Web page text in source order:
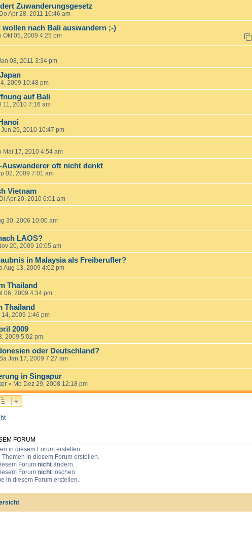
Zuwanderungsgesetz
Do Apr 28, 2011 10:46 am
wollen nach Bali auswandern ;-)
Okt 05, 2009 4:25 pm
08, 2011 3:34 pm
2009 10:48 pm
auf Bali
11, 2010 7:16 am
Jun 29, 2010 10:47 pm
Mai 17, 2010 4:54 am
Auswanderer oft nicht denkt
02, 2009 7:01 am
Vietnam
Di Apr 20, 2010 6:01 am
30, 2006 10:00 am
LAOS?
20, 2009 10:05 am
in Malaysia als Freiberufler?
Aug 13, 2009 4:02 pm
Thailand
06, 2009 4:34 pm
Thailand
14, 2009 1:46 pm
2009
2009 5:02 pm
oder Deutschland?
Jan 17, 2009 7:27 am
in Singapur
» Mo Dez 29, 2008 12:18 pm
FORUM
in diesem Forum erstellen.
Themen in diesem Forum erstellen.
Forum nicht ändern.
Forum nicht löschen.
in diesem Forum erstellen.